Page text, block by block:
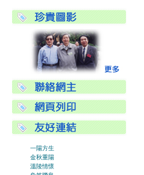
一陽方生
金秋重陽
溫陵情懷